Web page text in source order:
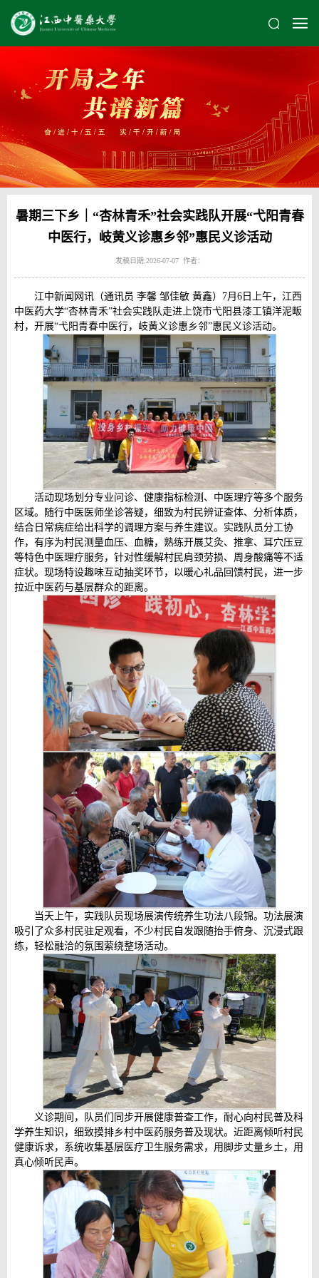
暑期三下乡｜“杏林青禾”社会实践队开展“弋阳青春
中医行，岐黄义诊惠乡邻”惠民义诊活动
发稿日期:2026-07-07 作者：
江中新闻网讯（通讯员 李馨 邹佳敏 黄鑫）7月6日上午，江西
中医药大学“杏林青禾”社会实践队走进上饶市弋阳县漆工镇洋泥畈
村，开展“弋阳青春中医行，岐黄义诊惠乡邻”惠民义诊活动。
活动现场划分专业问诊、健康指标检测、中医理疗等多个服务
区域。随行中医医师坐诊答疑，细致为村民辨证查体、分析体质，
结合日常病症给出科学的调理方案与养生建议。实践队员分工协
作，有序为村民测量血压、血糖，熟练开展艾灸、推拿、耳穴压豆
等特色中医理疗服务，针对性缓解村民肩颈劳损、周身酸痛等不适
症状。现场特设趣味互动抽奖环节，以暖心礼品回馈村民，进一步
拉近中医药与基层群众的距离。
当天上午，实践队员现场展演传统养生功法八段锦。功法展演
吸引了众多村民驻足观看，不少村民自发跟随抬手俯身、沉浸式跟
练，轻松融洽的氛围萦绕整场活动。
义诊期间，队员们同步开展健康普查工作，耐心向村民普及科
学养生知识，细致摸排乡村中医药服务普及现状。近距离倾听村民
健康诉求，系统收集基层医疗卫生服务需求，用脚步丈量乡土，用
真心倾听民声。